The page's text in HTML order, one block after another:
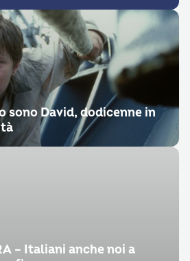
sono David, dodicenne in
– Italiani anche noi a